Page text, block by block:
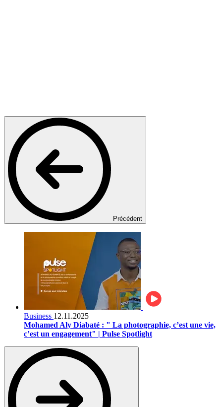
Précédent
Business 12.11.2025
Mohamed Aly Diabaté : " La photographie, c’est une vie,
c’est un engagement" | Pulse Spotlight